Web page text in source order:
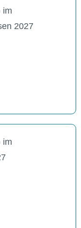
im
2027
im